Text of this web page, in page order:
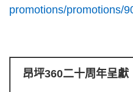
promotions/promotions/
昂坪360二十周年呈